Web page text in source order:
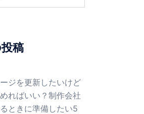
稿
ジを更新したいけど
ればいい？制作会社
ときに準備したい5